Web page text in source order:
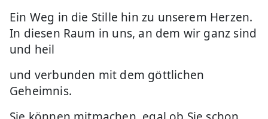
Ein Weg in die Stille hin zu unserem Herzen.
In diesen Raum in uns, an dem wir ganz sind
und heil
und verbunden mit dem göttlichen
Geheimnis.